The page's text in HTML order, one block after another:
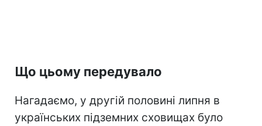
Що цьому передувало
Нагадаємо, у другій половині липня в
українських підземних сховищах було